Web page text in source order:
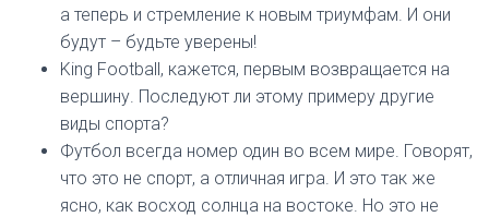
а теперь и стремление к новым триумфам. И они
будут – будьте уверены!
King Football, кажется, первым возвращается на
вершину. Последуют ли этому примеру другие
виды спорта?
Футбол всегда номер один во всем мире. Говорят,
что это не спорт, а отличная игра. И это так же
ясно, как восход солнца на востоке. Но это не